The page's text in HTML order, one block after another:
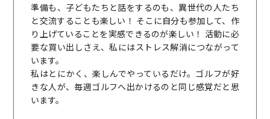
準備も、子どもたちと話をするのも、異世代の人たち
と交流することも楽しい！ そこに自分も参加して、作
り上げていることを実感できるのが楽しい！ 活動に必
要な買い出しさえ、私にはストレス解消につながって
います。
私はとにかく、楽しんでやっているだけ。ゴルフが好
きな人が、毎週ゴルフへ出かけるのと同じ感覚だと思
います。